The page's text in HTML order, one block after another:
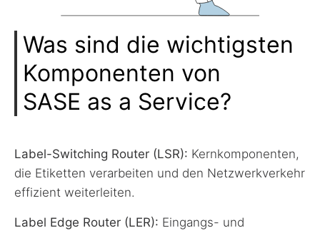
Was sind die wichtigsten
Komponenten von
SASE as a Service?
Label-Switching Router (LSR): Kernkomponenten,
die Etiketten verarbeiten und den Netzwerkverkehr
effizient weiterleiten.
Label Edge Router (LER): Eingangs- und